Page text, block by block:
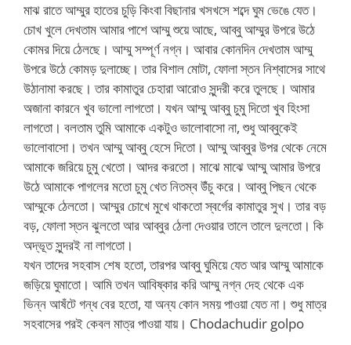
মাঝ রাতে আম্মুর হাতের চুড়ি কিংবা বিছানার খসখসে শব্দে ঘুম ভেঙে যেত।
চোখ খুলে দেখতাম আমার পাশে আম্মু শুয়ে আছে, আব্বু আম্মুর উপরে উঠে
কোমর দিয়ে ঠেলছে। আম্মু সম্পূর্ণ নগ্ন। আবার কোনদিন দেখতাম আম্মু
উপরে উঠে কোমড় দুলাচ্ছে। তার বিশাল মোটা, ফোলা স্তন নিশ্বাসের সাথে
উঠানামা করছে। তার কামাতুর চেহারা আরোও সুন্দরী করে তুলছে। আমার
অজানা কারনে খুব ভালো লাগতো। যখন আম্মু আব্বু চুমু দিতো খুব হিংসা
লাগতো। বলতাম তুমি আমাকে একটুও ভালোবাসো না, শুধু আব্বুকেই
ভালোবাসো। তখন আম্মু আব্বু হেসে দিতো। আম্মু আব্বুর উপর থেকে নেমে
আমাকে জরিয়ে চুমু খেতো। আদর করতো। মাঝে মাঝে আম্মু আমার উপরে
উঠে আমাকে পাগলের মতো চুমু খেত নিতম্ব উঁচু করে। আব্বু পিছন থেকে
আম্মুকে ঠেলতো। আম্মুর চোখে মুখে থাকতো স্বর্গের কামাতুর সুখ। তার বড়
বড়, ফোলা স্তন ঝুলতো আর আব্বুর ঠেলা দেওয়ার তালে তালে দুলতো। কি
অদ্ভূত সুন্দরই না লাগতো।
যখন তাদের সহবাস শেষ হতো, তারপর আব্বু ঘুমিয়ে যেত আর আম্মু আমাকে
জড়িয়ে ঘুমাতো। আমি তখন আবিষ্কার করি আম্মু নগ্ন দেহ থেকে এক
ভিন্ন আষঁটে গন্ধ বের হতো, যা অন্য কোন সময় পাওয়া যেত না। শুধু মাত্র
সহবাসের পরই কেবল মাত্র পাওয়া যায়। Chodachudir golpo